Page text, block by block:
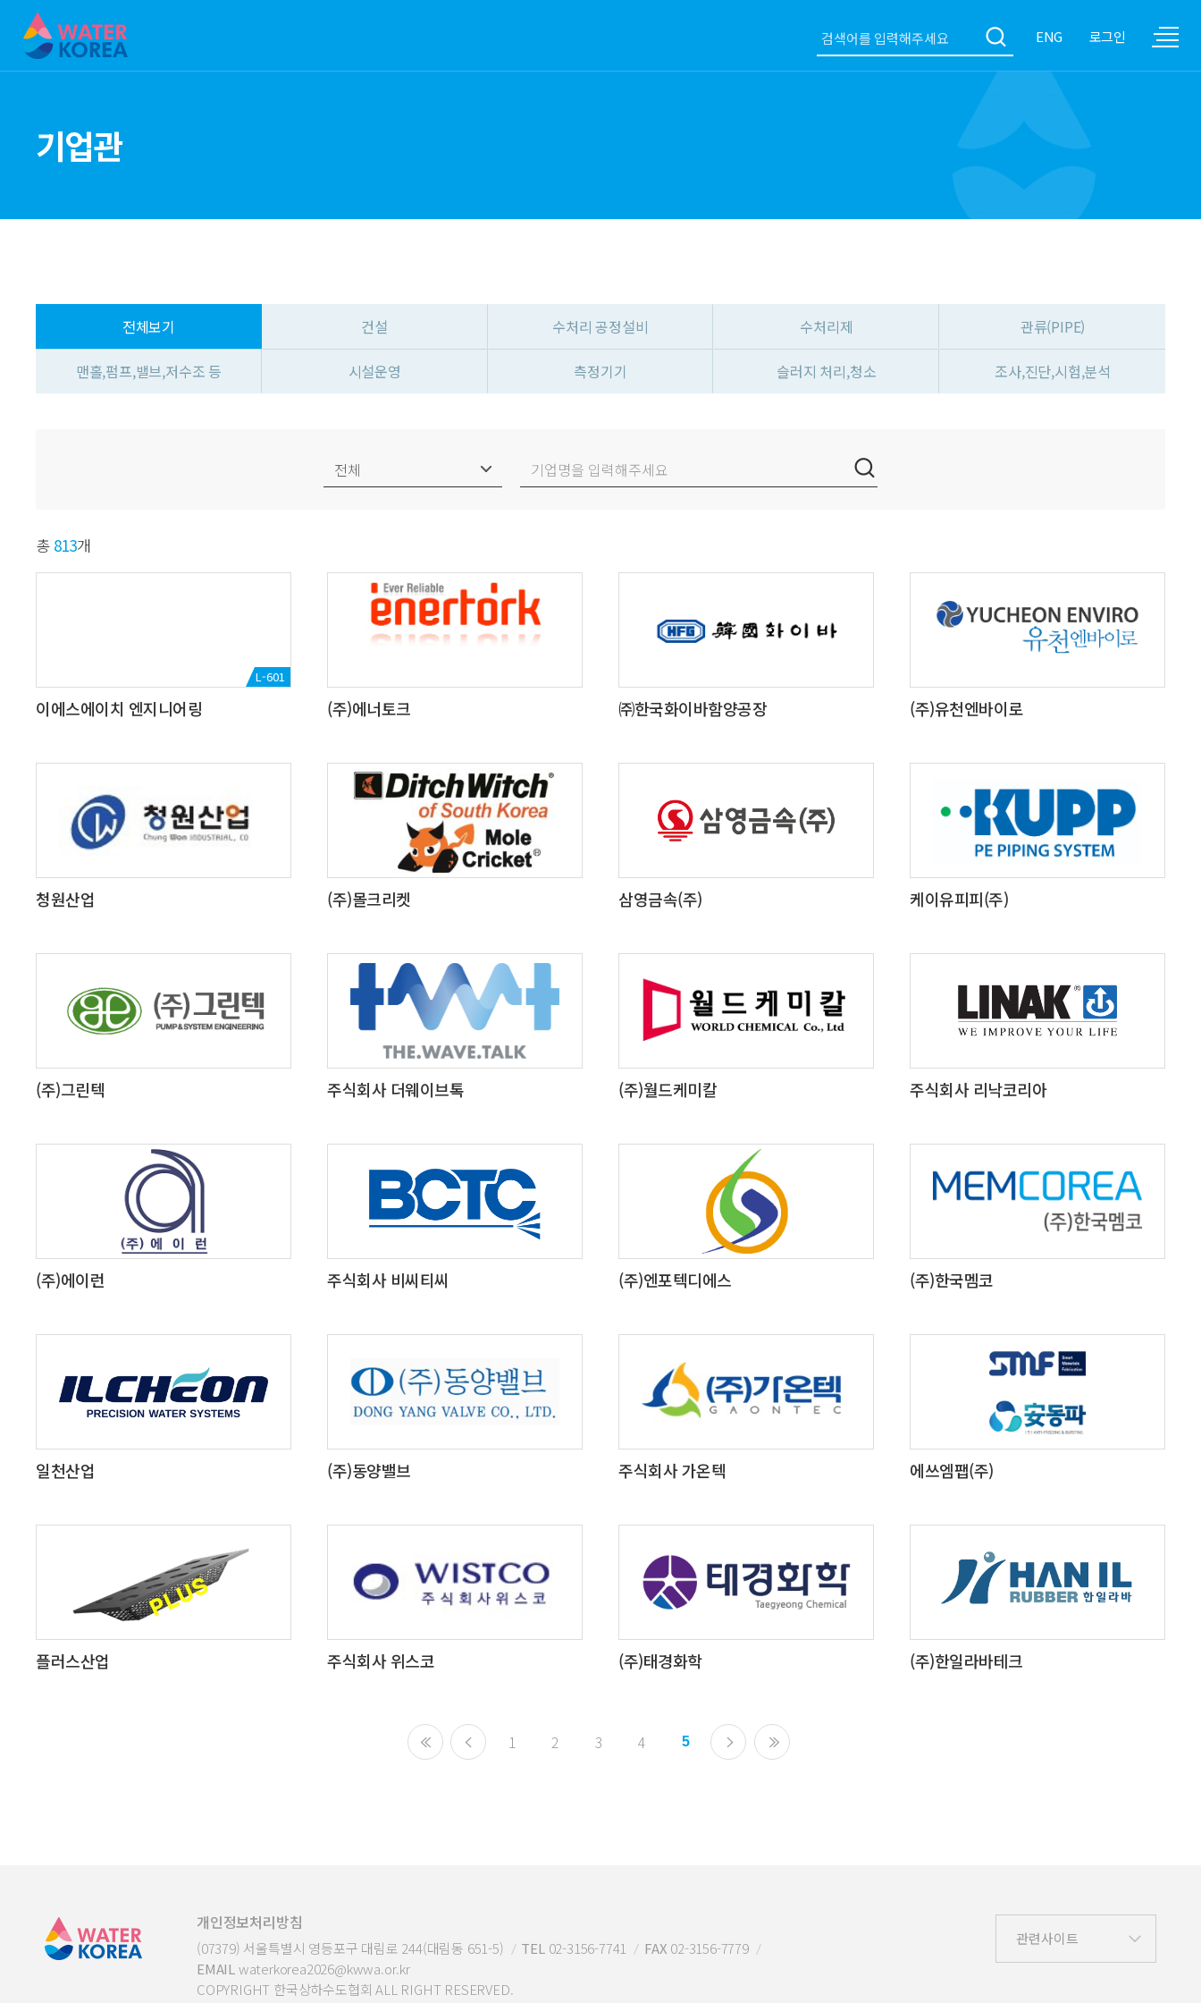
ENG 로그인
기업관
전체보기 건설 수처리 공정설비 수처리제 관류(PIPE)
맨홀,펌프,밸브,저수조 등 시설운영 측정기기 슬러지 처리,청소 조사,진단,시험,분석
총 813개
L-601
이에스에이치 엔지니어링 (주)에너토크 ㈜한국화이바함양공장 (주)유천엔바이로
청원산업 (주)몰크리켓 삼영금속(주) 케이유피피(주)
(주)그린텍 주식회사 더웨이브톡 (주)월드케미칼 주식회사 리낙코리아
(주)에이런 주식회사 비씨티씨 (주)엔포텍디에스 (주)한국멤코
일천산업 (주)동양밸브 주식회사 가온텍 에쓰엠팹(주)
플러스산업 주식회사 위스코 (주)태경화학 (주)한일라바테크
1 2 3 4 5
개인정보처리방침
(07379) 서울특별시 영등포구 대림로 244(대림동 651-5) TEL 02-3156-7741 FAX 02-3156-7779
EMAIL waterkorea2026@kwwa.or.kr
COPYRIGHT 한국상하수도협회 ALL RIGHT RESERVED.